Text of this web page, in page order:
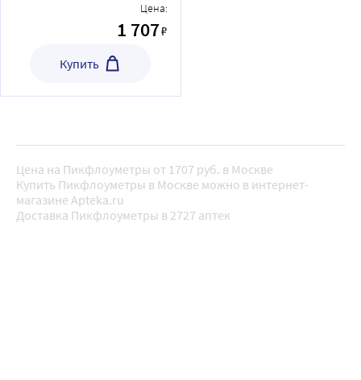
Цена:
1 707₽
Купить
Цена на Пикфлоуметры от 1707 руб. в Москве
Купить Пикфлоуметры в Москве можно в интернет-
магазине Apteka.ru
Доставка Пикфлоуметры в 2727 аптек